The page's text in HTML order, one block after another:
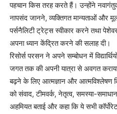
पहचान किस तरह करते हैं। उन्होंने
नापसंद जानने, व्यक्तिगत मान्यताओं और
पर्सनैलिटी ट्रेट्स स्वीकार करने तथा
अपना ध्यान केंद्रित करने की सलाह दी।
रिसोर्स परसन ने अपने सम्बोधन में
जगत तक की अपनी यात्रा से अवगत
बढ़ने के लिए आत्मज्ञान और आत्मविश्लेषण
को संवाद, टीमवर्क, नेतृत्व, समस्या-
अहमियत बताई और कहा कि ये सभी